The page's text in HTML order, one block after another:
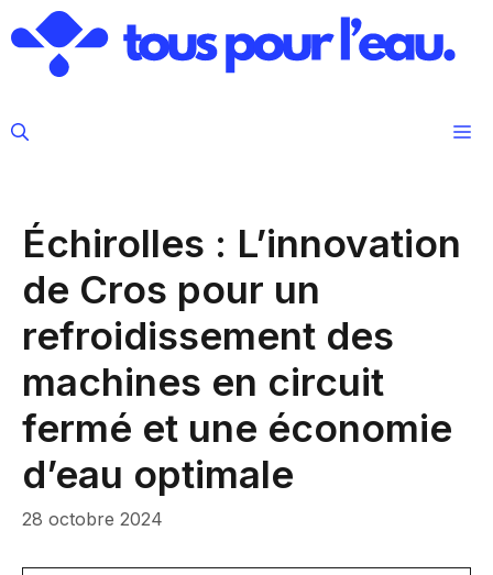
au
contenu
Échirolles : L’innovation
de Cros pour un
refroidissement des
machines en circuit
fermé et une économie
d’eau optimale
28 octobre 2024